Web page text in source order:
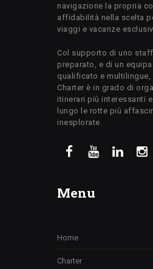
navigazione la propria
affidabilità nella scelta
viaggi e vacanze
Col supporto di uno
preparato, e di un
qualificato e multilingue,
Charter è in grado di
itinerari più interessanti
lungo le rotte più
inesplorate.
Menu
Home
Charter